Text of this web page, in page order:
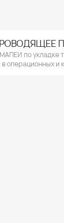
по укладке
операционных и